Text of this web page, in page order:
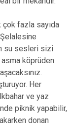
fazla sayıda
Şelalesine
su sesleri sizi
asma köprüden
Her
ve yaz
piknik yapabilir,
donan